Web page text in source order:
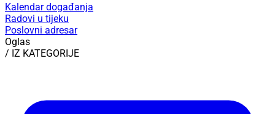
Kalendar događanja
Radovi u tijeku
Poslovni adresar
Oglas
/ IZ KATEGORIJE